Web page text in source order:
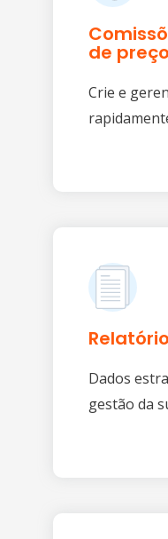
de
Crie e
Dados
gestão da